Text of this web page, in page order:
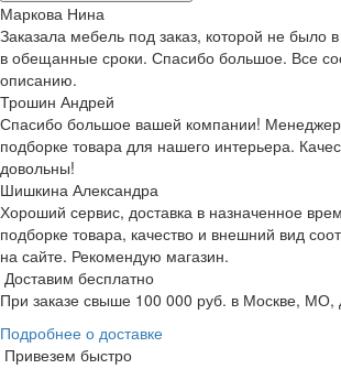
Маркова Нина
Заказала мебель под заказ, которой не было
в обещанные сроки. Спасибо большое. Все
описанию.
Трошин Андрей
Спасибо большое вашей компании!
подборке товара для нашего интерьера.
довольны!
Шишкина Александра
Хороший сервис, доставка в назначенное
подборке товара, качество и внешний вид
на сайте. Рекомендую магазин.
Доставим бесплатно
При заказе свыше 100 000 руб. в Москве, МО,
Подробнее о доставке
Привезем быстро